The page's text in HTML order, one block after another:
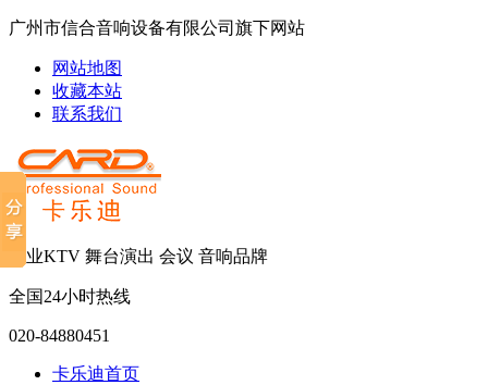
广州市信合音响设备有限公司旗下网站
网站地图
收藏本站
联系我们
专业KTV 舞台演出 会议 音响品牌
全国24小时热线
020-84880451
卡乐迪首页